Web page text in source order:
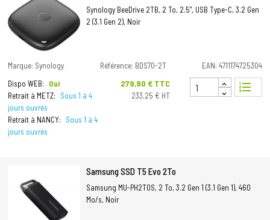
Synology BeeDrive 2TB, 2 To, 2.5", USB Type-C, 3.2 Gen
2 (3.1 Gen 2), Noir
Marque: Synology Référence: BDS70-2T
EAN: 4711174725304
Dispo WEB:
Oui
Retrait à METZ:
Sous 1 à 4
jours ouvrés
Retrait à NANCY:
Sous 1 à 4
jours ouvrés
Prix
279,90 € TTC
233,25 € HT
format_list_numbered
Samsung SSD T5 Evo 2To
Samsung MU-PH2T0S, 2 To, 3.2 Gen 1 (3.1 Gen 1), 460
Mo/s, Noir